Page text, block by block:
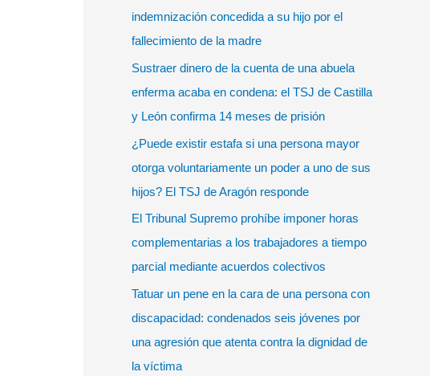
r
p
indemnización concedida a su hijo por el
fallecimiento de la madre
Sustraer dinero de la cuenta de una abuela
enferma acaba en condena: el TSJ de Castilla
y León confirma 14 meses de prisión
¿Puede existir estafa si una persona mayor
otorga voluntariamente un poder a uno de sus
hijos? El TSJ de Aragón responde
El Tribunal Supremo prohíbe imponer horas
complementarias a los trabajadores a tiempo
parcial mediante acuerdos colectivos
Tatuar un pene en la cara de una persona con
discapacidad: condenados seis jóvenes por
una agresión que atenta contra la dignidad de
la víctima